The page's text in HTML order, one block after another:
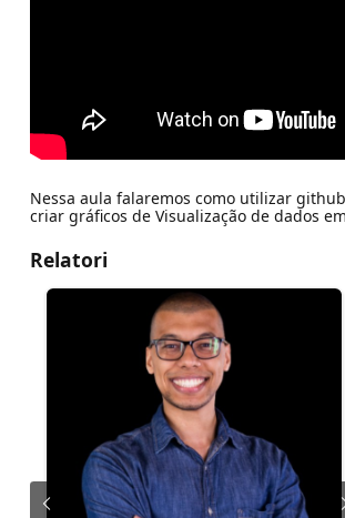
Nessa aula falaremos como utilizar
criar gráficos de Visualização de dados
Relatori